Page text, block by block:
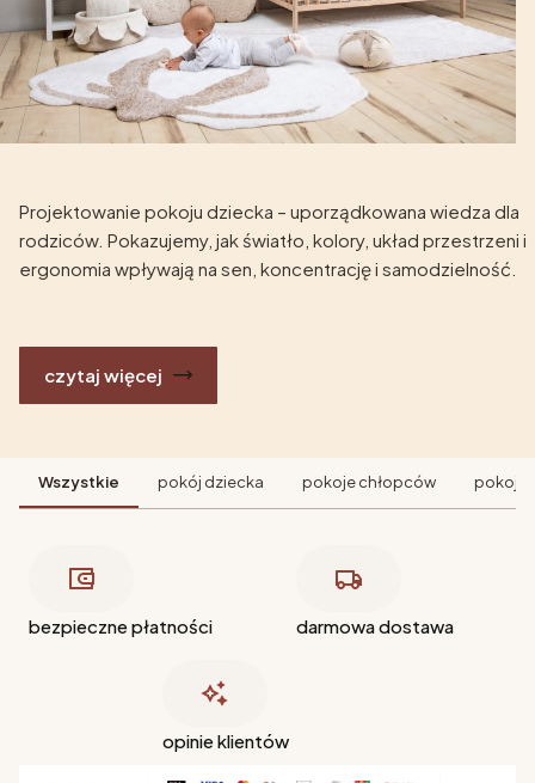
Projektowanie pokoju dziecka – uporządkowana wiedza dla
rodziców. Pokazujemy, jak światło, kolory, układ przestrzeni i
ergonomia wpływają na sen, koncentrację i samodzielność.
czytaj więcej
Wszystkie pokój dziecka pokoje chłopców pokoje
bezpieczne płatności darmowa dostawa
opinie klientów